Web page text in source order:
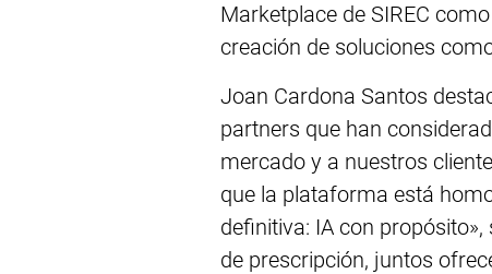
Marketplace de SIREC
creación de soluciones
Joan Cardona Santos
partners que han
mercado y a nuestros
que la plataforma está
definitiva: IA con
de prescripción, juntos